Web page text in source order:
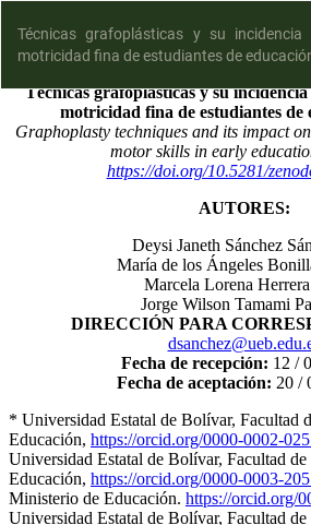
Técnicas grafoplásticas y su
motricidad fina de estudiantes de